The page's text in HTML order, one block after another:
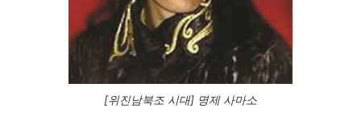
[위진남북조 시대] 명제 사마소